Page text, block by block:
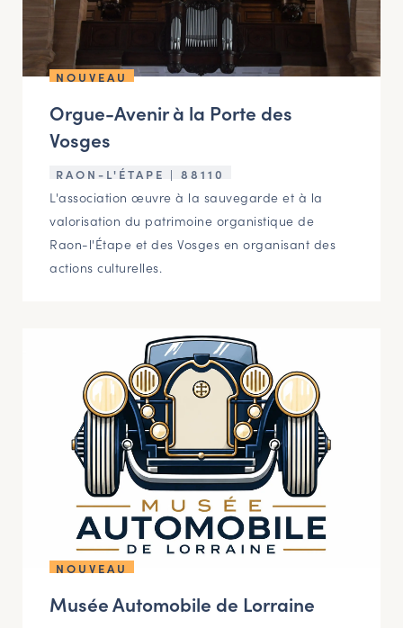
NAVIGATION FILTRÉE « ACTEURS »
Comité d'Histoire Régionale
Service Inventaire et Patrimoines de la Région Grand Est
VOUS ÊTES…
Amateurs d’histoire et de patrimoine
Responsables de structures
NOUVEAU
Orgue-Avenir à la Porte des
Vosges
RAON-L'ÉTAPE | 88110
L'association œuvre à la sauvegarde et à la
valorisation du patrimoine organistique de
Raon-l'Étape et des Vosges en organisant des
actions culturelles.
NOUVEAU
Musée Automobile de Lorraine